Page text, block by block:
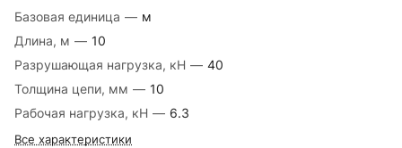
Базовая единица — м
Длина, м — 10
Разрушающая нагрузка, кН — 40
Толщина цепи, мм — 10
Рабочая нагрузка, кН — 6.3
Все характеристики